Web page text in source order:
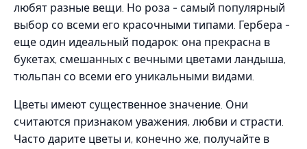
любят разные вещи. Но роза - самый популярный
выбор со всеми его красочными типами. Гербера -
еще один идеальный подарок: она прекрасна в
букетах, смешанных с вечными цветами ландыша,
тюльпан со всеми его уникальными видами.
Цветы имеют существенное значение. Они
считаются признаком уважения, любви и страсти.
Часто дарите цветы и, конечно же, получайте в